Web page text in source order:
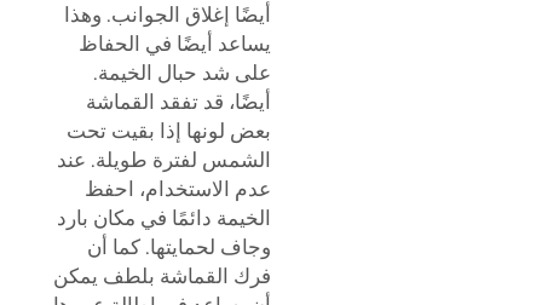
أيضًا إغلاق الجوانب. وهذا
يساعد أيضًا في الحفاظ
على شد حبال الخيمة.
أيضًا، قد تفقد القماشة
بعض لونها إذا بقيت تحت
الشمس لفترة طويلة. عند
عدم الاستخدام، احفظ
الخيمة دائمًا في مكان بارد
وجاف لحمايتها. كما أن
فرك القماشة بلطف يمكن